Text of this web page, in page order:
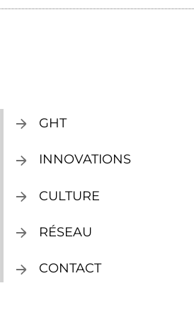
GHT
INNOVATIONS
CULTURE
RÉSEAU
CONTACT